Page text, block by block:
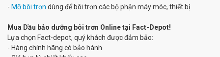
- Mỡ bôi trơn dùng để bôi trơn các bộ phận máy móc, thiết bị.
Mua Dầu bảo dưỡng bôi trơn Online tại Fact-Depot!
Lựa chọn Fact-depot, quý khách được đảm bảo:
- Hàng chính hãng có bảo hành